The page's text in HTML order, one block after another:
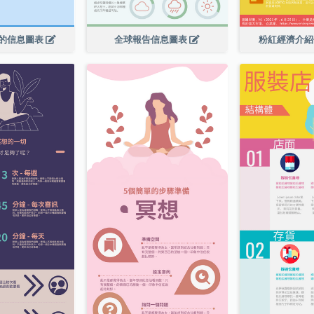
信息圖表 全球報告信息圖表 粉紅經濟介